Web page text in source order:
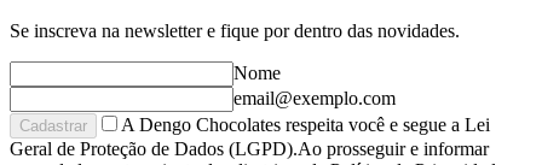
perfeitas para quem busca um snack saboroso, divertido e
rotina ou compartilhar em momentos leves.
O encanto das pepitas de chocolate Dengo
Se inscreva na newsletter e fique por dentro das novidades.
Nome
email@exemplo.com
Cadastrar
A Dengo Chocolates respeita você e segue a Lei
Geral de Proteção de Dados (LGPD).Ao prosseguir e informar